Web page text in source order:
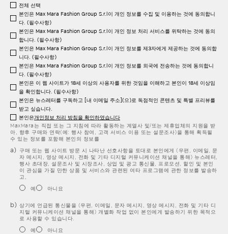
전체 선택
본인은 Max Mara Fashion Group S.r.l이 개인 정보를 수집 및 이용하는 것에 동의합니
다. (필수사항)
본인은 Max Mara Fashion Group S.r.l이 개인 정보 처리 서비스를 위탁하는 것에 동의
합니다. (필수사항)
본인은 Max Mara Fashion Group S.r.l이 개인 정보를 제3자에게 제공하는 것에 동의합
니다. (필수사항)
본인은 Max Mara Fashion Group S.r.l이 개인 정보를 외국에 전송하는 것에 동의합니
다. (필수사항)
본인은 이 웹 사이트가 18세 이상의 사용자를 위한 것임을 이해하고 본인이 18세 이상임
을 확인합니다. (필수사항)
본인은 뉴스레터를 구독하고 [내 이메일 주소](으)로 독점적인 콘텐츠 및 특별 프리뷰를
받고 싶습니다.
본인은개인정보 처리 방침을 확인하였습니다
MaxMara는 직접 또는 그 지침에 따라 활동하는 계열사 및/또는 제휴업체의 지원을 받
아, 향후 구매와 연락(예: 행사 참여, 고객 서비스 이용 또는 설문조사)을 통해 획득될
수 있는 정보를 포함해 본인의 정보를
구매 또는 웹 사이트 방문 시 나타난 선호사항을 토대로 본인에게 (우편, 이메일, 문
자 메시지, 영상 메시지, 전화 및 기타 디지털 커뮤니케이션 채널을 통해) 뉴스레터,
행사 초대장, 설문조사 및 시장조사, 상업 및 광고 통신물, 프로모션, 할인 및 본인
이 관심을 가질 만한 상품 및 서비스와 관련된 여타 프로그램에 관한 정보를 발송하
고,
예
아니요
상기에 언급된 통신물을 (우편, 이메일, 문자 메시지, 영상 메시지, 전화 및 기타 디
지털 커뮤니케이션 채널을 통해) 개별화 작업 없이 본인에게 발송하기 위한 목적으
로 사용할 수 있습니다.
예
아니요